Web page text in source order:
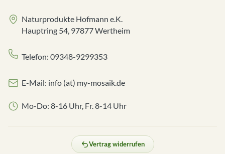
Naturprodukte Hofmann e.K.
Hauptring 54, 97877 Wertheim
Telefon: 09348-9299353
E-Mail: info (at) my-mosaik.de
Mo-Do: 8-16 Uhr, Fr. 8-14 Uhr
Vertrag widerrufen